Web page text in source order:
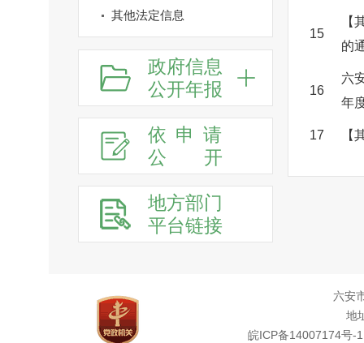
其他法定信息
政府信息
公开年报
依申请
公
开
地方部门
平台链接
15
【
的
16
六
年
17 【
六安
地
皖ICP备14007174号-1